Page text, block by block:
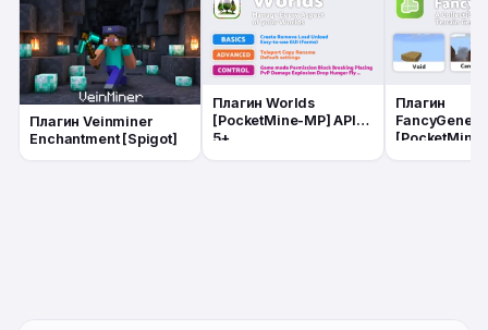
Плагин Veinminer
Enchantment [Spigot]
Плагин Worlds
[PocketMine-MP] API
5+
Плагин
[PocketMine-